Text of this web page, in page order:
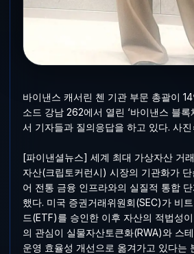
바이낸스 캐서린 첸 기관 부문 총괄이
소드 강남 262에서 열린 ‘바이낸스 블록
서 기자들과 질의응답을 하고 있다. 사
[파이낸셜뉴스] 세계 최대 가상자산 거
자산(크립토커런시) 시장의 기관화가
어 전통 금융 인프라와의 실질적 통합
했다. 미국 증권거래위원회(SEC)가 비
드(ETF)를 승인한 이후 자산의 적법성
의 관심이 실물자산토큰화(RWA)와 스
운영 효율성 개선으로 옮겨가고 있다는